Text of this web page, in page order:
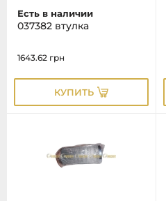
Есть в наличии
037382 втулка
1643.62 грн
КУПИТЬ